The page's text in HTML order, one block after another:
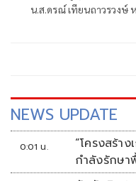
น.ส.ดรณ์ เทียนถาวรวงษ์
NEWS UPDATE
0:01 น.
“โครงสร้างเ
กำลังรักษ